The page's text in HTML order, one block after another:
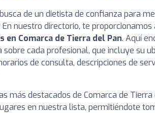
de un dietista de confianza para
nuestro directorio, te proporcionamos
en Comarca de Tierra del Pan. Aquí
sobre cada profesional, que incluye su
de consulta, descripciones de
más destacados de Comarca de Tierra
en nuestra lista, permitiéndote